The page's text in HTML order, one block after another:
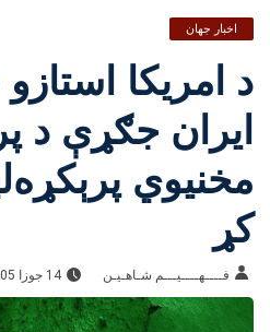
اخبار جهان
د امریکا
ایران جګړې د
مخنیوي
کړ
فــــهــــيـــم شـاهـیـن‎‎ 14 جوزا 1405